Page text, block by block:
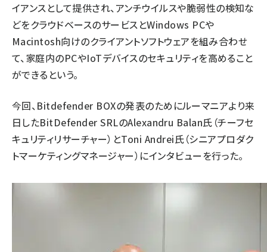
イアンスとして提供され、アンチウイルスや脆弱性の検知な
どをクラウドベースのサービスとWindows PCや
Macintosh向けのクライアントソフトウェアを組み合わせ
て、家庭内のPCやIoTデバイスのセキュリティを高めること
ができるという。
今回、Bitdefender BOXの発表のためにルーマニアより来
日したBitDefender SRLのAlexandru Balan氏（チーフセ
キュリティリサーチャー）とToni Andrei氏（シニアプロダク
トマーケティングマネージャー）にインタビューを行った。